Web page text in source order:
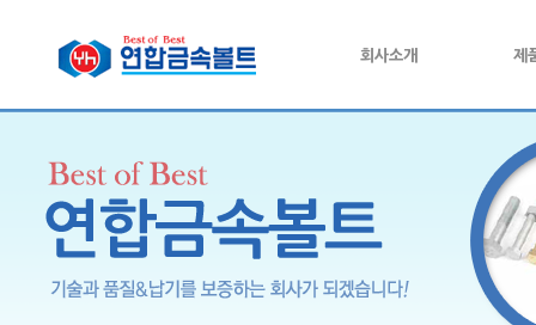
회사소개 제